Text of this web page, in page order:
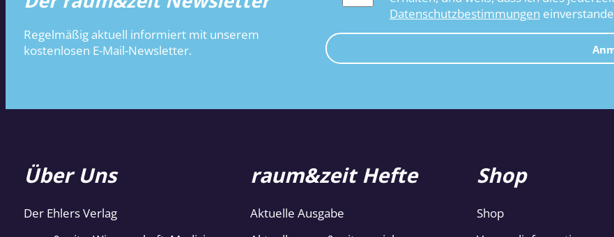
Regelmäßig aktuell informiert mit unserem
kostenlosen E-Mail-Newsletter.
Datenschutzbestimmungen
Über Uns
Der Ehlers Verlag
raum&zeit Hefte
Aktuelle Ausgabe
Shop
Shop